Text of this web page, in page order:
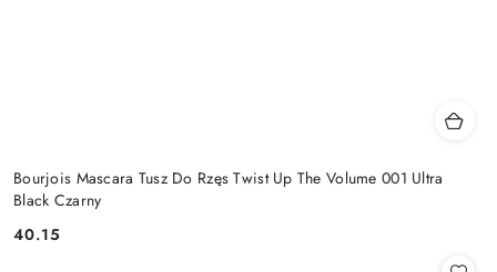
Bourjois Mascara Tusz Do Rzęs Twist Up The Volume 001 Ultra
Black Czarny
Cena:
40.15